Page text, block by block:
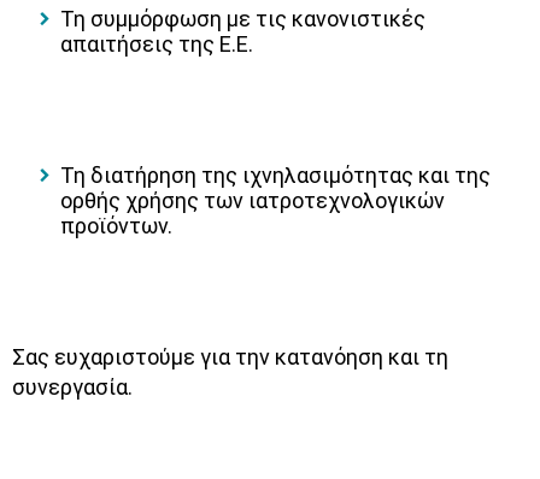
Τη συμμόρφωση με τις κανονιστικές
απαιτήσεις της Ε.Ε.
Τη διατήρηση της ιχνηλασιμότητας και της
ορθής χρήσης των ιατροτεχνολογικών
προϊόντων.
Σας ευχαριστούμε για την κατανόηση και τη
συνεργασία.